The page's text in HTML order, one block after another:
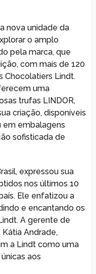
nova unidade da
o amplo
pela marca, que
com mais de 120
Chocolatiers Lindt.
uma
trufas LINDOR,
criação, disponíveis
em embalagens
sofisticada de
expressou sua
nos últimos 10
Ele enfatizou a
e encantando os
A gerente de
Andrade,
a Lindt como uma
aos